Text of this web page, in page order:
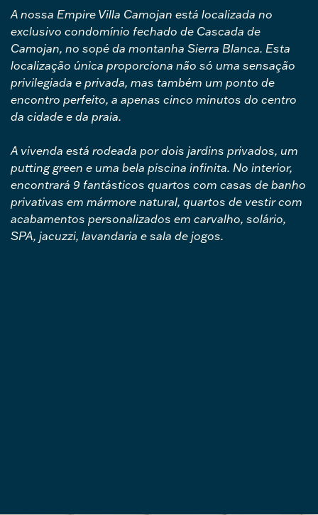
A nossa Empire Villa Camojan está localizada no
exclusivo condomínio fechado de Cascada de
Camojan, no sopé da montanha Sierra Blanca. Esta
localização única proporciona não só uma sensação
privilegiada e privada, mas também um ponto de
encontro perfeito, a apenas cinco minutos do centro
da cidade e da praia.
A vivenda está rodeada por dois jardins privados, um
putting green e uma bela piscina infinita. No interior,
encontrará 9 fantásticos quartos com casas de banho
privativas em mármore natural, quartos de vestir com
acabamentos personalizados em carvalho, solário,
SPA, jacuzzi, lavandaria e sala de jogos.